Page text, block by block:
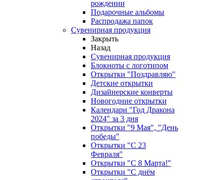
рождении
Подарочные альбомы
Распродажа папок
Сувенирная продукция
Закрыть
Назад
Сувенирная продукция
Блокноты с логотипом
Открытки "Поздравляю"
Детские открытки
Дизайнерские конверты
Новогодние открытки
Календари "Год Дракона
2024" за 3 дня
Открытки "9 Мая", "День
победы"
Открытки "С 23
Февраля"
Открытки "С 8 Марта!"
Открытки "С днём